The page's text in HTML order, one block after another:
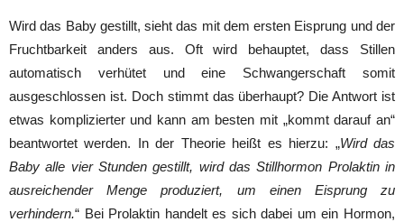
Wird das Baby gestillt, sieht das mit dem ersten Eisprung und der
Fruchtbarkeit anders aus. Oft wird behauptet, dass Stillen
automatisch verhütet und eine Schwangerschaft somit
ausgeschlossen ist. Doch stimmt das überhaupt? Die Antwort ist
etwas komplizierter und kann am besten mit „kommt darauf an“
beantwortet werden. In der Theorie heißt es hierzu: „Wird das
Baby alle vier Stunden gestillt, wird das Stillhormon Prolaktin in
ausreichender Menge produziert, um einen Eisprung zu
verhindern.“ Bei Prolaktin handelt es sich dabei um ein Hormon,